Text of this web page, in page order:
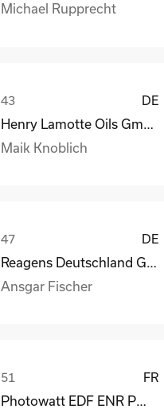
Michael Rupprecht
DE
Maik Knoblich
DE
Ansgar Fischer
FR